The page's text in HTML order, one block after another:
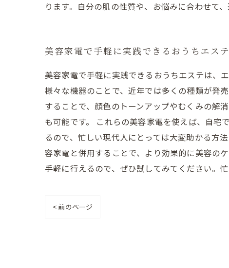
ります。自分の肌の性質や、お悩みに合わせて
美容家電で手軽に実践できるおうちエステ
美容家電で手軽に実践できるおうちエステは、
様々な機器のことで、近年では多くの種類が発
することで、顔色のトーンアップやむくみの解
も可能です。 これらの美容家電を使えば、自宅
るので、忙しい現代人にとっては大変助かる方
容家電と併用することで、より効果的に美容の
手軽に行えるので、ぜひ試してみてください。
< 前のページ